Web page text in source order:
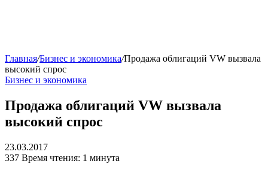
Главная/Бизнес и экономика/Продажа облигаций VW вызвала
высокий спрос
Бизнес и экономика
Продажа облигаций VW вызвала
высокий спрос
23.03.2017
337 Время чтения: 1 минута